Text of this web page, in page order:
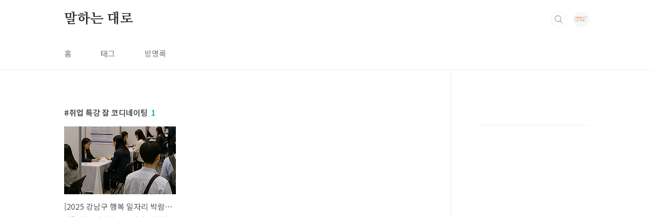
말하는 대로
홈 태그 방명록
취업 특강 잡 코디네이팅 1
[2025 강남구 행복 일자리 박람회] 코엑스에서 열린다! 구직자 필참 정보 총정리